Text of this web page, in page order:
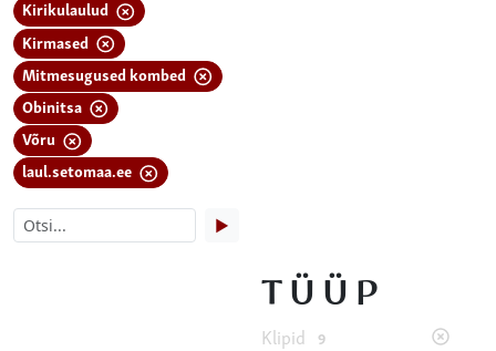
Kirikulaulud
Kirmased
Mitmesugused kombed
Obinitsa
Võru
laul.setomaa.ee
▶
TÜÜP
Klipid 9